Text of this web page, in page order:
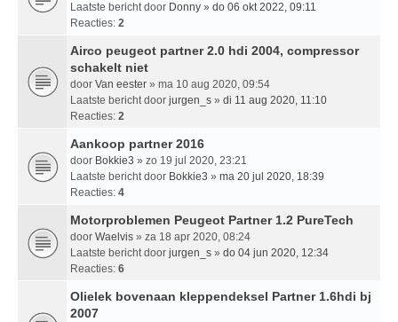
Laatste bericht door Donny » do 06 okt 2022, 09:11
Reacties: 2
Airco peugeot partner 2.0 hdi 2004, compressor
schakelt niet
door Van eester » ma 10 aug 2020, 09:54
Laatste bericht door jurgen_s » di 11 aug 2020, 11:10
Reacties: 2
Aankoop partner 2016
door Bokkie3 » zo 19 jul 2020, 23:21
Laatste bericht door Bokkie3 » ma 20 jul 2020, 18:39
Reacties: 4
Motorproblemen Peugeot Partner 1.2 PureTech
door Waelvis » za 18 apr 2020, 08:24
Laatste bericht door jurgen_s » do 04 jun 2020, 12:34
Reacties: 6
Olielek bovenaan kleppendeksel Partner 1.6hdi bj
2007